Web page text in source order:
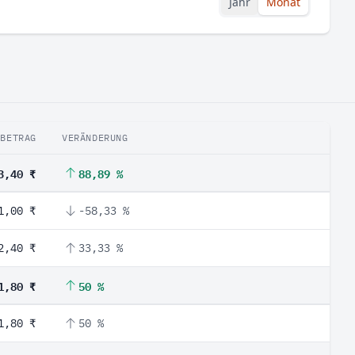
BETRAG VERÄNDERUNG
₹ 88,89 %
₹ -58,33 %
₹ 33,33 %
₹ 50 %
₹ 50 %